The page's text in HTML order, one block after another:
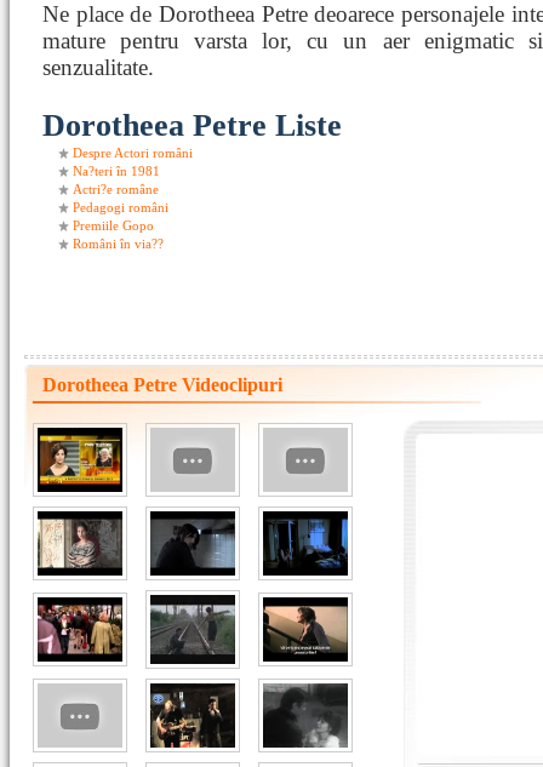
Ne place de Dorotheea Petre deoarece personajele
mature pentru varsta lor, cu un aer enigmatic
senzualitate.
Dorotheea Petre Liste
Despre Actori români
Na?teri în 1981
Actri?e române
Pedagogi români
Premiile Gopo
Români în via??
Dorotheea Petre Videoclipuri